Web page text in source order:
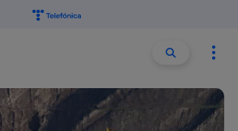
Buscar